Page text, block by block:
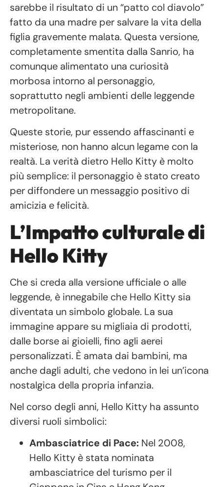
sarebbe il risultato di un “patto col diavolo”
fatto da una madre per salvare la vita della
figlia gravemente malata. Questa versione,
completamente smentita dalla Sanrio, ha
comunque alimentato una curiosità
morbosa intorno al personaggio,
soprattutto negli ambienti delle leggende
metropolitane.
Queste storie, pur essendo affascinanti e
misteriose, non hanno alcun legame con la
realtà. La verità dietro Hello Kitty è molto
più semplice: il personaggio è stato creato
per diffondere un messaggio positivo di
amicizia e felicità.
L’Impatto culturale di
Hello Kitty
Che si creda alla versione ufficiale o alle
leggende, è innegabile che Hello Kitty sia
diventata un simbolo globale. La sua
immagine appare su migliaia di prodotti,
dalle borse ai gioielli, fino agli aerei
personalizzati. È amata dai bambini, ma
anche dagli adulti, che vedono in lei un’icona
nostalgica della propria infanzia.
Nel corso degli anni, Hello Kitty ha assunto
diversi ruoli simbolici:
Ambasciatrice di Pace: Nel 2008,
Hello Kitty è stata nominata
ambasciatrice del turismo per il